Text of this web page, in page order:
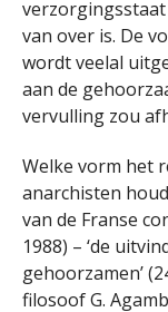
verzorgingsstaat
van over is. De
wordt veelal
aan de
vervulling zou
Welke vorm het
anarchisten
van de Franse
1988) – ‘de
gehoorzamen’
filosoof G.